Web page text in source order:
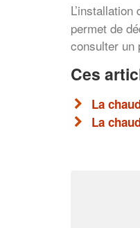
permet de
consulter un
Ces
La
La